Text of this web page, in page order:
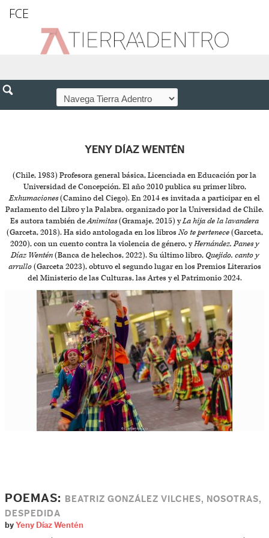
FCE
YENY DÍAZ WENTÉN
(Chile, 1983) Profesora general básica, Licenciada en Educación por la
Universidad de Concepción. El año 2010 publica su primer libro,
Exhumaciones(Camino del Ciego). En 2014 es invitada a participar en el
Parlamento del Libro y la Palabra, organizado por la Universidad de Chile.
Es autora también deAnimitas(Gramaje, 2015) yLa hija de la lavandera
(Garceta, 2018). Ha sido antologada en los librosNo te pertenece(Garceta,
2020), con un cuento contra la violencia de género, yHernández, Panes y
Díaz Wentén(Banca de helechos, 2022). Su último libro, Quejido, canto y
arrullo(Garceta 2023), obtuvo el segundo lugar en los Premios Literarios
del Ministerio de las Culturas, las Artes y el Patrimonio 2024.
POEMAS:
BEATRIZ GONZÁLEZ VILCHES, NOSOTRAS,
DESPEDIDA
by Yeny Díaz Wentén